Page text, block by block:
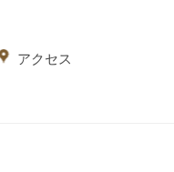
アクセス